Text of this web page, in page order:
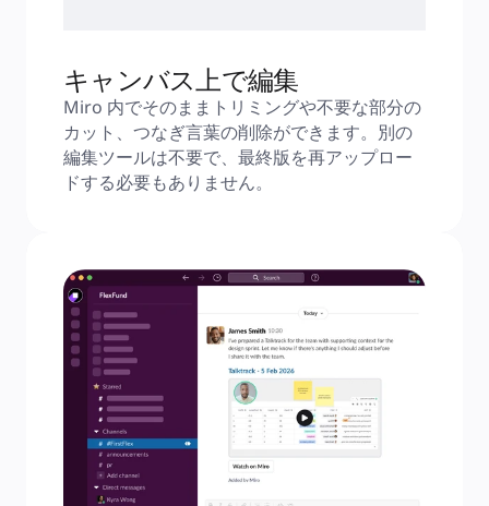
キャンバス上で編集
Miro 内でそのままトリミングや不要な部分の
カット、つなぎ言葉の削除ができます。別の
編集ツールは不要で、最終版を再アップロー
ドする必要もありません。